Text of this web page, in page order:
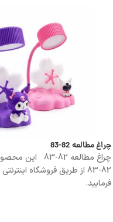
چراغ مطالعه 82-83
چراغ مطالعه 82-
82-83 از طریق فروشگاه
فرمایید.